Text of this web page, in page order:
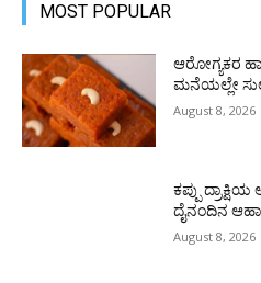
MOST POPULAR
ಆರೋಗ್ಯಕರ
ಮನೆಯಲ್ಲೇ
August 8, 2026
ಕಪ್ಪು
ದೈನಂದಿನ
August 8, 2026